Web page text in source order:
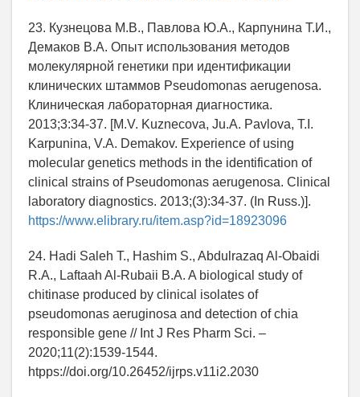
23. Кузнецова М.В., Павлова Ю.А., Карпунина Т.И.,
Демаков В.А. Опыт использования методов
молекулярной генетики при идентификации
клинических штаммов Pseudomonas aerugenosa.
Клиническая лабораторная диагностика.
2013;3:34-37. [M.V. Kuznecova, Ju.A. Pavlova, T.I.
Karpunina, V.A. Demakov. Experience of using
molecular genetics methods in the identification of
clinical strains of Pseudomonas aerugenosa. Clinical
laboratory diagnostics. 2013;(3):34-37. (In Russ.)].
https://www.elibrary.ru/item.asp?id=18923096
24. Hadi Saleh T., Hashim S., Abdulrazaq Al-Obaidi
R.A., Laftaah Al-Rubaii B.A. A biological study of
chitinase produced by clinical isolates of
pseudomonas aeruginosa and detection of chia
responsible gene // Int J Res Pharm Sci. –
2020;11(2):1539-1544.
htpps://doi.org/10.26452/ijrps.v11i2.2030